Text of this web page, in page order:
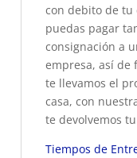
con debito de tu
puedas pagar
consignación a
empresa, así de
te llevamos el
casa, con
te devolvemos
Tiempos de